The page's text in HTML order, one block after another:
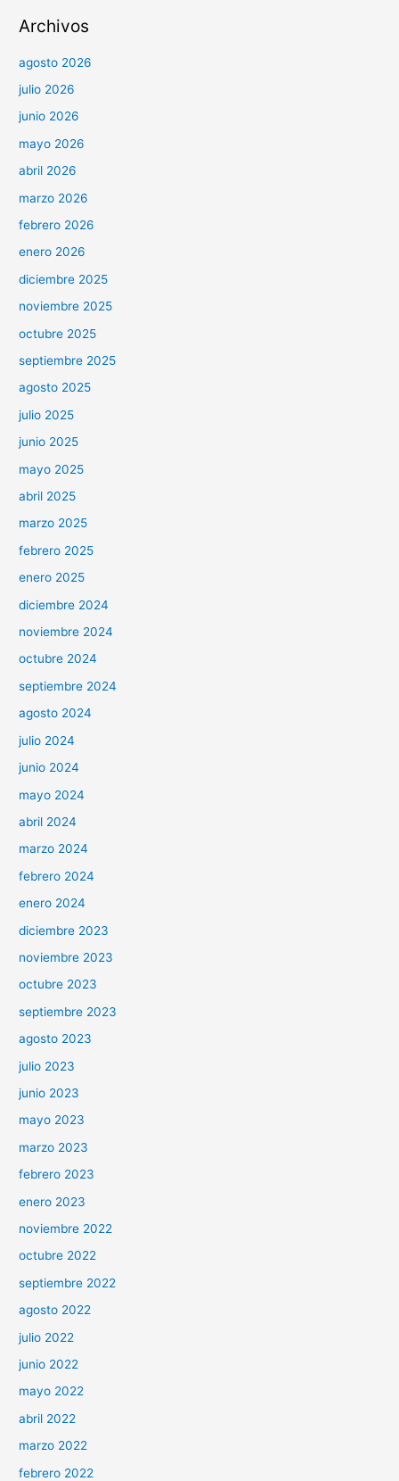
Archivos
agosto 2026
julio 2026
junio 2026
mayo 2026
abril 2026
marzo 2026
febrero 2026
enero 2026
diciembre 2025
noviembre 2025
octubre 2025
septiembre 2025
agosto 2025
julio 2025
junio 2025
mayo 2025
abril 2025
marzo 2025
febrero 2025
enero 2025
diciembre 2024
noviembre 2024
octubre 2024
septiembre 2024
agosto 2024
julio 2024
junio 2024
mayo 2024
abril 2024
marzo 2024
febrero 2024
enero 2024
diciembre 2023
noviembre 2023
octubre 2023
septiembre 2023
agosto 2023
julio 2023
junio 2023
mayo 2023
marzo 2023
febrero 2023
enero 2023
noviembre 2022
octubre 2022
septiembre 2022
agosto 2022
julio 2022
junio 2022
mayo 2022
abril 2022
marzo 2022
febrero 2022